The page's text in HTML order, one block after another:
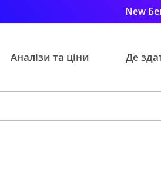
New
Аналізи та ціни Де